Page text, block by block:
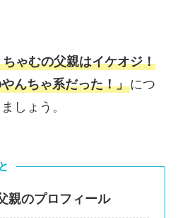
ゃむの父親はイケオジ！
んちゃ系だった！」につ
しょう。
親のプロフィール